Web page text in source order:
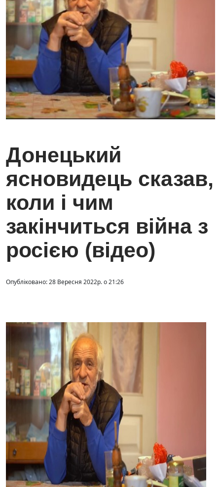
Донецький
ясновидець сказав,
коли і чим
закінчиться війна з
росією (відео)
Опубліковано: 28 Вересня 2022р. о 21:26